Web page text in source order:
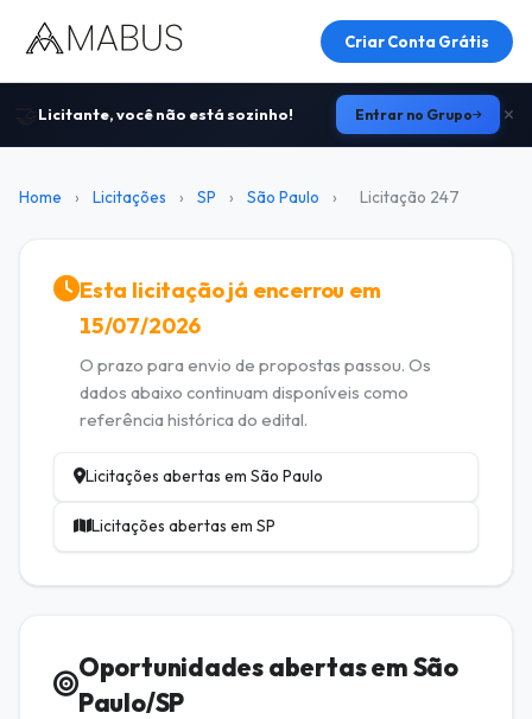
Criar Conta Grátis
Licitante, você não está sozinho! Entrar no Grupo
Home › Licitações › SP › São Paulo › Licitação 247
Esta licitação já encerrou em
15/07/2026
O prazo para envio de propostas passou. Os
dados abaixo continuam disponíveis como
referência histórica do edital.
Licitações abertas em São Paulo
Licitações abertas em SP
Oportunidades abertas em São
Paulo/SP